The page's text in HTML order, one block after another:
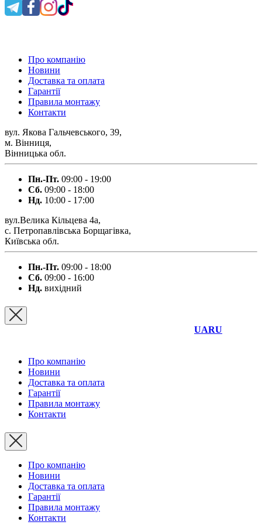
Про компанію
Новини
Доставка та оплата
Гарантії
Правила монтажу
Контакти
вул. Якова Гальчевського, 39,
м. Вінниця,
Вінницька обл.
Пн.-Пт. 09:00 - 19:00
Сб. 09:00 - 18:00
Нд. 10:00 - 17:00
вул.Велика Кільцева 4а,
с. Петропавлівська Борщагівка,
Київська обл.
Пн.-Пт. 09:00 - 18:00
Сб. 09:00 - 16:00
Нд. вихідний
RU
UA
Про компанію
Новини
Доставка та оплата
Гарантії
Правила монтажу
Контакти
Про компанію
Новини
Доставка та оплата
Гарантії
Правила монтажу
Контакти